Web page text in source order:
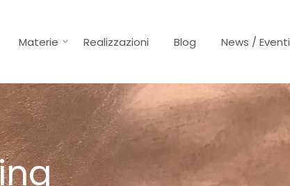
Materie Realizzazioni Blog News / Eventi